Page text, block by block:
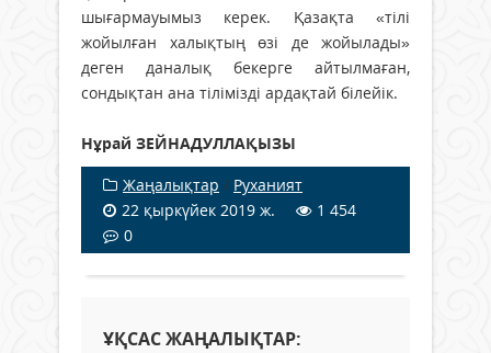
шығармауымыз керек. Қазақта «тілі
жойылған халықтың өзі де жойылады»
деген даналық бекерге айтылмаған,
сондықтан ана тілімізді ардақтай білейік.
Нұрай ЗЕЙНАДУЛЛАҚЫЗЫ
Жаңалықтар / Руханият
22 қыркүйек 2019 ж.
1 454
0
ҰҚСАС ЖАҢАЛЫҚТАР: